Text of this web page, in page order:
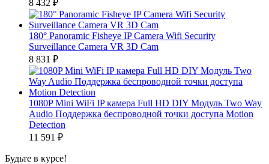
8 432 ₽
180° Panoramic Fisheye IP Camera Wifi Security
Surveillance Camera VR 3D Cam
8 831 ₽
1080P Mini WiFi IP камера Full HD DIY Модуль Two Way
Audio Поддержка беспроводной точки доступа Motion
Detection
11 591 ₽
Будьте в курсе!